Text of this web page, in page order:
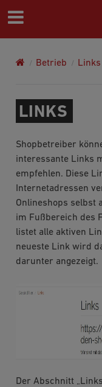
Betrieb Links
LINKS
Shopbetreiber
interessante Links
empfehlen. Diese
Internetadressen
Onlineshops selbst
im Fußbereich des
listet alle aktiven
neueste Link wird
darunter angezeigt.
Der Abschnitt